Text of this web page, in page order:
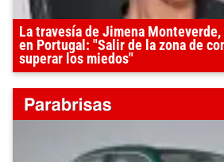
La travesía de Jimena
en Portugal: "Salir de la zona de
superar los miedos"